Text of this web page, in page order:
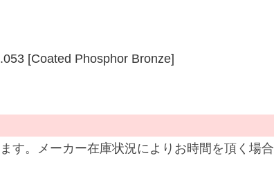
[Coated Phosphor Bronze]
す。メーカー在庫状況によりお時間を頂く場合